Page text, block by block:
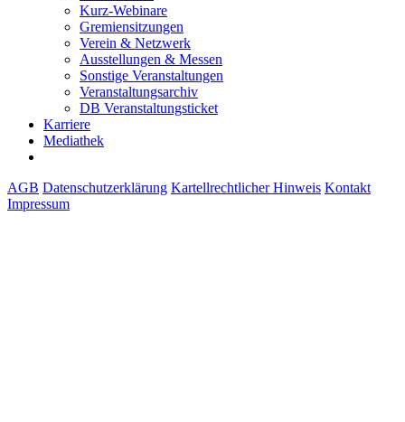
Kurz-Webinare
Gremiensitzungen
Verein & Netzwerk
Ausstellungen & Messen
Sonstige Veranstaltungen
Veranstaltungsarchiv
DB Veranstaltungsticket
Karriere
Mediathek
AGB Datenschutzerklärung Kartellrechtlicher Hinweis Kontakt
Impressum